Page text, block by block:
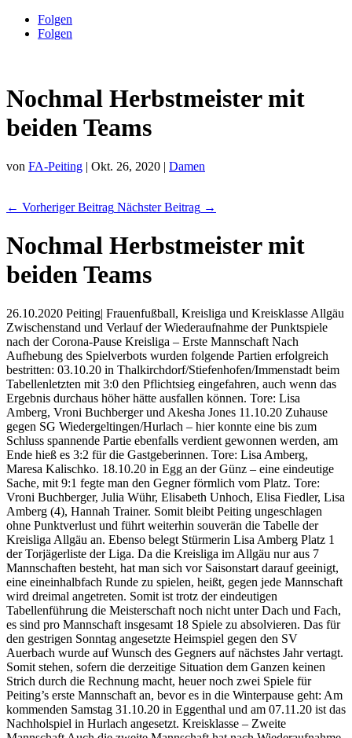
Folgen
Folgen
Nochmal Herbstmeister mit
beiden Teams
von FA-Peiting | Okt. 26, 2020 | Damen
← Vorheriger Beitrag Nächster Beitrag →
Nochmal Herbstmeister mit
beiden Teams
26.10.2020 Peiting| Frauenfußball, Kreisliga und Kreisklasse Allgäu
Zwischenstand und Verlauf der Wiederaufnahme der Punktspiele
nach der Corona-Pause Kreisliga – Erste Mannschaft Nach
Aufhebung des Spielverbots wurden folgende Partien erfolgreich
bestritten: 03.10.20 in Thalkirchdorf/Stiefenhofen/Immenstadt beim
Tabellenletzten mit 3:0 den Pflichtsieg eingefahren, auch wenn das
Ergebnis durchaus höher hätte ausfallen können. Tore: Lisa
Amberg, Vroni Buchberger und Akesha Jones 11.10.20 Zuhause
gegen SG Wiedergeltingen/Hurlach – hier konnte eine bis zum
Schluss spannende Partie ebenfalls verdient gewonnen werden, am
Ende hieß es 3:2 für die Gastgeberinnen. Tore: Lisa Amberg,
Maresa Kalischko. 18.10.20 in Egg an der Günz – eine eindeutige
Sache, mit 9:1 fegte man den Gegner förmlich vom Platz. Tore:
Vroni Buchberger, Julia Wühr, Elisabeth Unhoch, Elisa Fiedler, Lisa
Amberg (4), Hannah Trainer. Somit bleibt Peiting ungeschlagen
ohne Punktverlust und führt weiterhin souverän die Tabelle der
Kreisliga Allgäu an. Ebenso belegt Stürmerin Lisa Amberg Platz 1
der Torjägerliste der Liga. Da die Kreisliga im Allgäu nur aus 7
Mannschaften besteht, hat man sich vor Saisonstart darauf geeinigt,
eine eineinhalbfach Runde zu spielen, heißt, gegen jede Mannschaft
wird dreimal angetreten. Somit ist trotz der eindeutigen
Tabellenführung die Meisterschaft noch nicht unter Dach und Fach,
es sind pro Mannschaft insgesamt 18 Spiele zu absolvieren. Das für
den gestrigen Sonntag angesetzte Heimspiel gegen den SV
Auerbach wurde auf Wunsch des Gegners auf nächstes Jahr vertagt.
Somit stehen, sofern die derzeitige Situation dem Ganzen keinen
Strich durch die Rechnung macht, heuer noch zwei Spiele für
Peiting’s erste Mannschaft an, bevor es in die Winterpause geht: Am
kommenden Samstag 31.10.20 in Eggenthal und am 07.11.20 ist das
Nachholspiel in Hurlach angesetzt. Kreisklasse – Zweite